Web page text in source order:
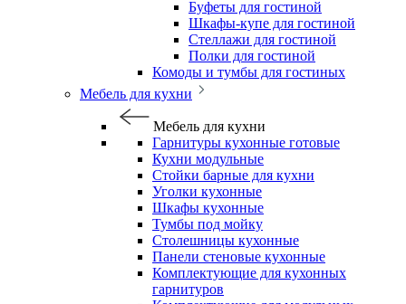
Буфеты для гостиной
Шкафы-купе для гостиной
Стеллажи для гостиной
Полки для гостиной
Комоды и тумбы для гостиных
Мебель для кухни
Мебель для кухни
Гарнитуры кухонные готовые
Кухни модульные
Стойки барные для кухни
Уголки кухонные
Шкафы кухонные
Тумбы под мойку
Столешницы кухонные
Панели стеновые кухонные
Комплектующие для кухонных
гарнитуров